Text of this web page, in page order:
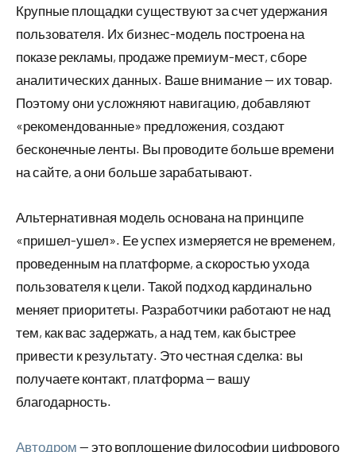
Крупные площадки существуют за счет удержания
пользователя. Их бизнес-модель построена на
показе рекламы, продаже премиум-мест, сборе
аналитических данных. Ваше внимание — их товар.
Поэтому они усложняют навигацию, добавляют
«рекомендованные» предложения, создают
бесконечные ленты. Вы проводите больше времени
на сайте, а они больше зарабатывают.
Альтернативная модель основана на принципе
«пришел-ушел». Ее успех измеряется не временем,
проведенным на платформе, а скоростью ухода
пользователя к цели. Такой подход кардинально
меняет приоритеты. Разработчики работают не над
тем, как вас задержать, а над тем, как быстрее
привести к результату. Это честная сделка: вы
получаете контакт, платформа — вашу
благодарность.
Автодром — это воплощение философии цифрового